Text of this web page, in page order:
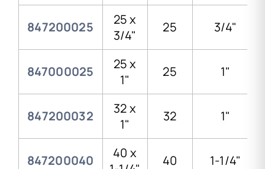
847200025
25 x
3/4"
25 3/4"
847000025
25 x
1"
25 1"
847200032
32 x
1"
32 1"
847200040
40 x
40 1-1/4"